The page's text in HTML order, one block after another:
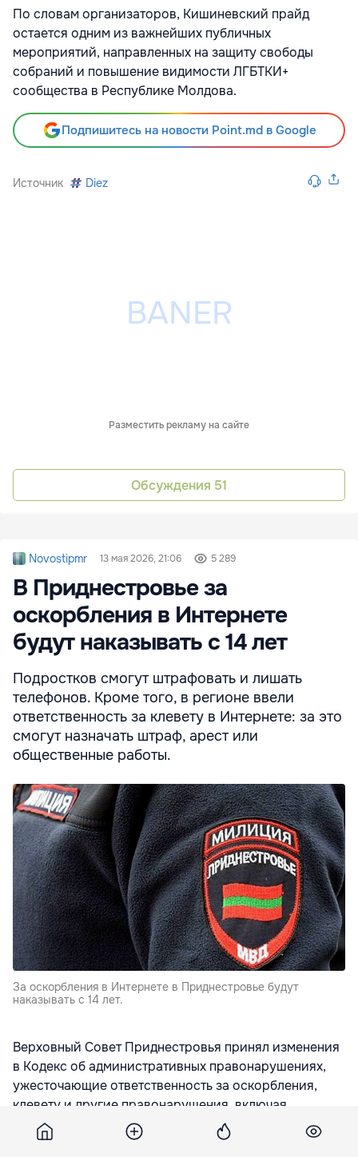
По словам организаторов, Кишиневский прайд
остается одним из важнейших публичных
мероприятий, направленных на защиту свободы
собраний и повышение видимости ЛГБТКИ+
сообщества в Республике Молдова.
Подпишитесь на новости Point.md в Google
Источник Diez
Разместить рекламу на сайте
Обсуждения 51
Novostipmr 13 мая 2026, 21:06 5 289
В Приднестровье за
оскорбления в Интернете
будут наказывать с 14 лет
Подростков смогут штрафовать и лишать
телефонов. Кроме того, в регионе ввели
ответственность за клевету в Интернете: за это
смогут назначать штраф, арест или
общественные работы.
За оскорбления в Интернете в Приднестровье будут
наказывать с 14 лет.
Верховный Совет Приднестровья принял изменения
в Кодекс об административных правонарушениях,
ужесточающие ответственность за оскорбления,
клевету и другие правонарушения, включая
совершённые в Интернете.